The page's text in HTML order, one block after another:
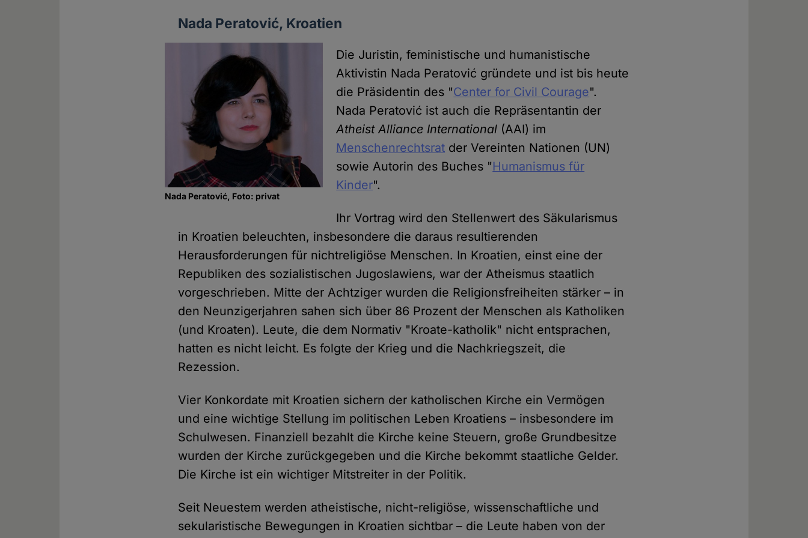
Nada Peratović, Kroatien
Nada Peratović, Foto: privat
Die Juristin, feministische und humanistische
Aktivistin Nada Peratović gründete und ist bis heute
die Präsidentin des "Center for Civil Courage".
Nada Peratović ist auch die Repräsentantin der
Atheist Alliance International (AAI) im
Menschenrechtsrat der Vereinten Nationen (UN)
sowie Autorin des Buches "Humanismus für
Kinder".
Ihr Vortrag wird den Stellenwert des Säkularismus
in Kroatien beleuchten, insbesondere die daraus resultierenden
Herausforderungen für nichtreligiöse Menschen. In Kroatien, einst eine der
Republiken des sozialistischen Jugoslawiens, war der Atheismus staatlich
vorgeschrieben. Mitte der Achtziger wurden die Religionsfreiheiten stärker – in
den Neunzigerjahren sahen sich über 86 Prozent der Menschen als Katholiken
(und Kroaten). Leute, die dem Normativ "Kroate-katholik" nicht entsprachen,
hatten es nicht leicht. Es folgte der Krieg und die Nachkriegszeit, die
Rezession.
Vier Konkordate mit Kroatien sichern der katholischen Kirche ein Vermögen
und eine wichtige Stellung im politischen Leben Kroatiens – insbesondere im
Schulwesen. Finanziell bezahlt die Kirche keine Steuern, große Grundbesitze
wurden der Kirche zurückgegeben und die Kirche bekommt staatliche Gelder.
Die Kirche ist ein wichtiger Mitstreiter in der Politik.
Seit Neuestem werden atheistische, nicht-religiöse, wissenschaftliche und
sekularistische Bewegungen in Kroatien sichtbar – die Leute haben von der